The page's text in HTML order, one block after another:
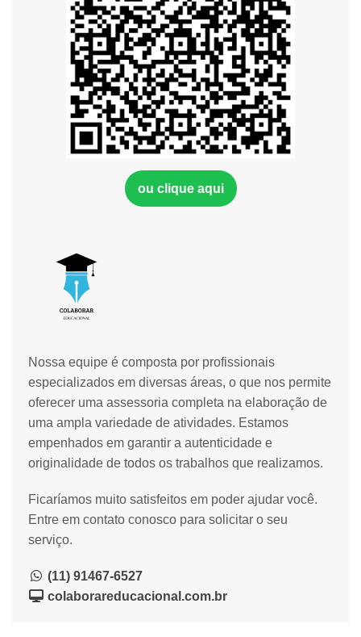
Nossa equipe é composta por profissionais
especializados em diversas áreas, o que nos permite
oferecer uma assessoria completa na elaboração de
uma ampla variedade de atividades. Estamos
empenhados em garantir a autenticidade e
originalidade de todos os trabalhos que realizamos.
Ficaríamos muito satisfeitos em poder ajudar você.
Entre em contato conosco para solicitar o seu
serviço.
(11) 91467-6527
colaborareducacional.com.br
ou clique aqui